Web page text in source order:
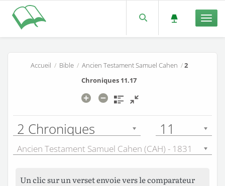
Accueil / Bible/ Ancien Testament Samuel Cahen /2
Chroniques 11.17
2 Chroniques 11
Ancien Testament Samuel Cahen (CAH) - 1831
Un clic sur un verset envoie vers le comparateur